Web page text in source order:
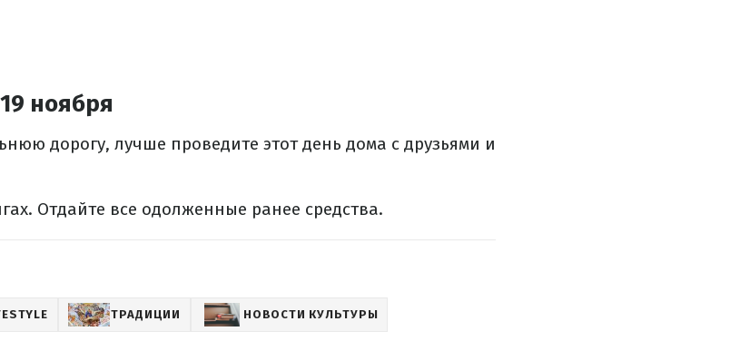
ноября
дорогу, лучше проведите этот день дома с друзьями и
Отдайте все одолженные ранее средства.
ТРАДИЦИИ НОВОСТИ КУЛЬТУРЫ